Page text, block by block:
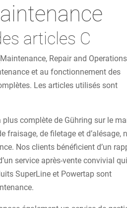
articles C
Repair and
et au fonctionnement des
Les articles utilisés sont
plus complète de Gühring sur le
fraisage, de filetage et d’alésage,
Nos clients bénéficient d’un
service après-vente convivial qui
SuperLine et Powertap sont